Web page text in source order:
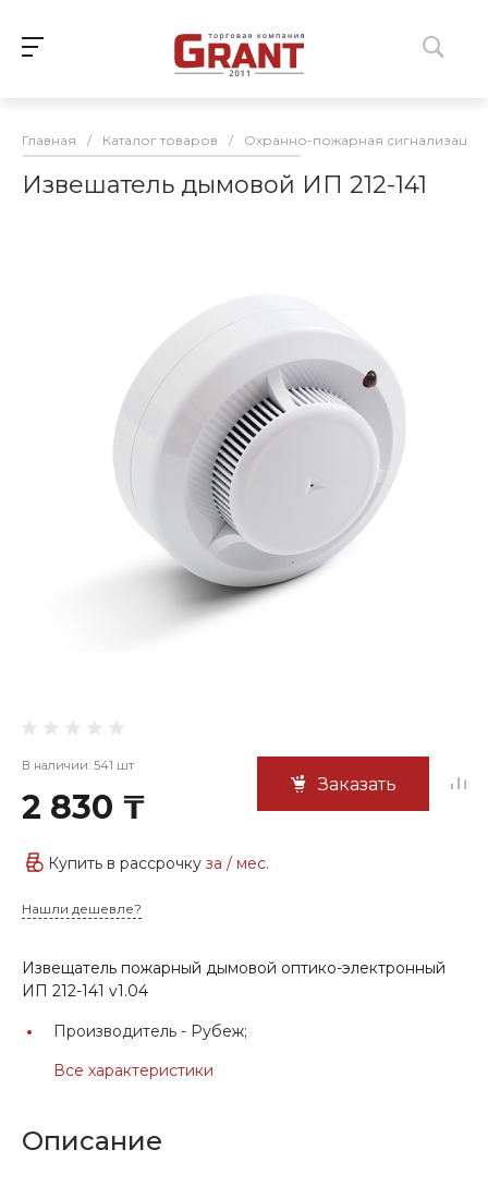
Главная / Каталог товаров / Охранно-пожарная сигнализация
Извешатель дымовой ИП 212-141
В наличии: 541 шт
2 830 ₸
Заказать
Купить в рассрочку за / мес.
Нашли дешевле?
Извещатель пожарный дымовой оптико-электронный
ИП 212-141 v1.04
Производитель - Рубеж;
Все характеристики
Описание